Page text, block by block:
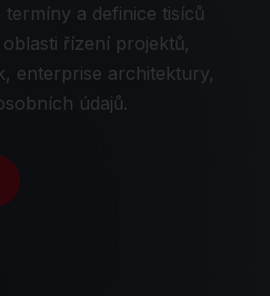
a definice tisíců
řízení projektů,
enterprise architektury,
údajů.